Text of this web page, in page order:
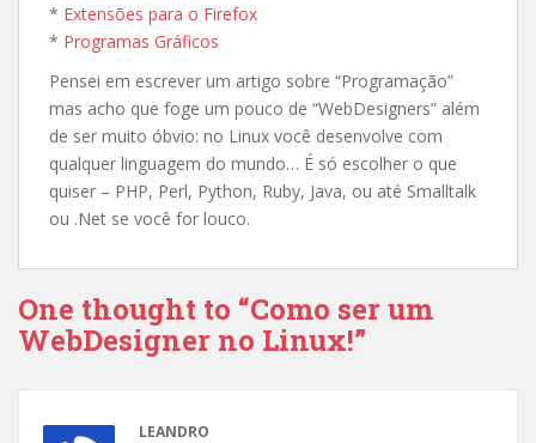
* Extensões para o Firefox
* Programas Gráficos
Pensei em escrever um artigo sobre “Programação”
mas acho que foge um pouco de “WebDesigners” além
de ser muito óbvio: no Linux você desenvolve com
qualquer linguagem do mundo… É só escolher o que
quiser – PHP, Perl, Python, Ruby, Java, ou até Smalltalk
ou .Net se você for louco.
One thought to “Como ser um
WebDesigner no Linux!”
LEANDRO